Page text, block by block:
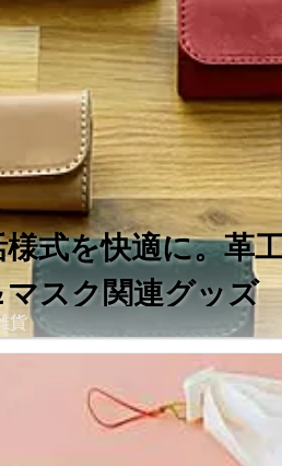
式を快適に。革
スク関連グッズ
貨